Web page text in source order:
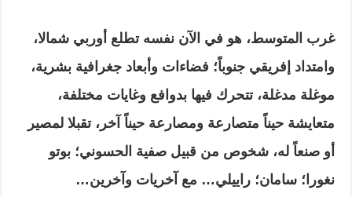
غرب المتوسط، هو في الآن نفسه تطلع أوربي شمالا،
وامتداد إفريقي جنوباً؛ فضاءات وأبعاد جغرافية بشرية،
موغلة مدغلة، تتحرك فيها بدوافع وغايات مختلفة،
متعايشة حيناً متصارعة ومصارعة حيناً آخر، تقبلا لمصير
أو صنعاً له، شخوص من قبيل صفية الحسوني؛ بوتو
نغورا؛ سامان؛ راييلي… مع آخريات وآخرين…